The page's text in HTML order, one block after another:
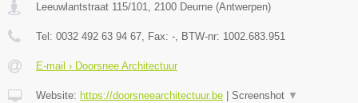
Leeuwlantstraat 115/101, 2100 Deurne (Antwerpen)
Tel: 0032 492 63 94 67, Fax: -, BTW-nr: 1002.683.951
E-mail › Doorsnee Architectuur
Website: https://doorsneearchitectuur.be Screenshot ▼